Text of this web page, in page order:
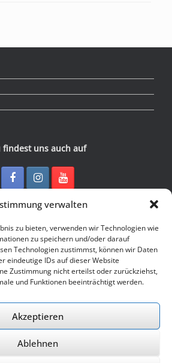
verwalten
zu bieten, verwenden wir Technologien wie
zu speichern und/oder darauf
Technologien zustimmst, können wir Daten
eindeutige IDs auf dieser Website
Zustimmung nicht erteilst oder zurückziehst,
und Funktionen beeinträchtigt werden.
Akzeptieren
Ablehnen
findest uns auch auf
e.V.
Presse Niedersachsen e.V.